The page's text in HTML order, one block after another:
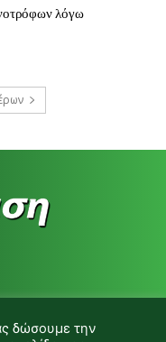
λόγω
δώσουμε την